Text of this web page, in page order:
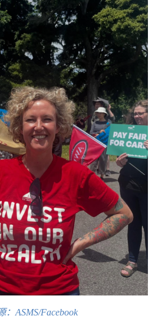
ASMS/Facebook